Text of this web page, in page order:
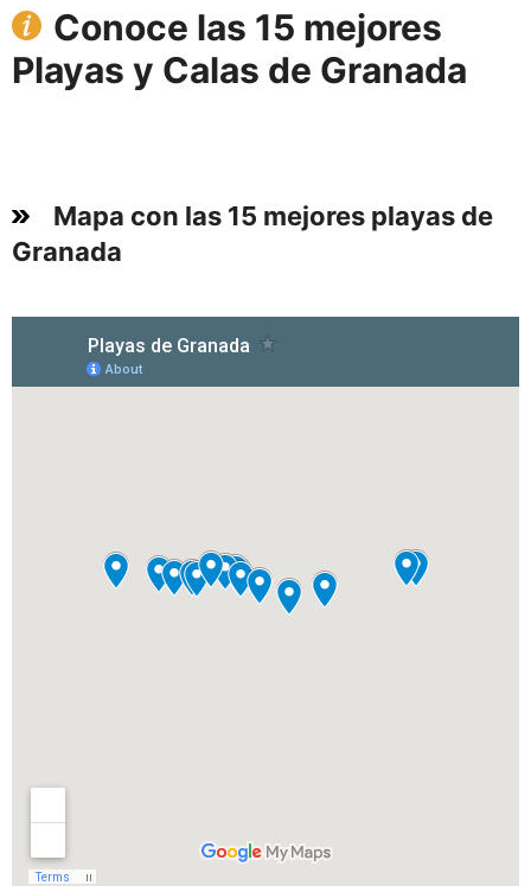
Conoce las 15 mejores
Playas y Calas de Granada
Mapa con las 15 mejores playas de
Granada